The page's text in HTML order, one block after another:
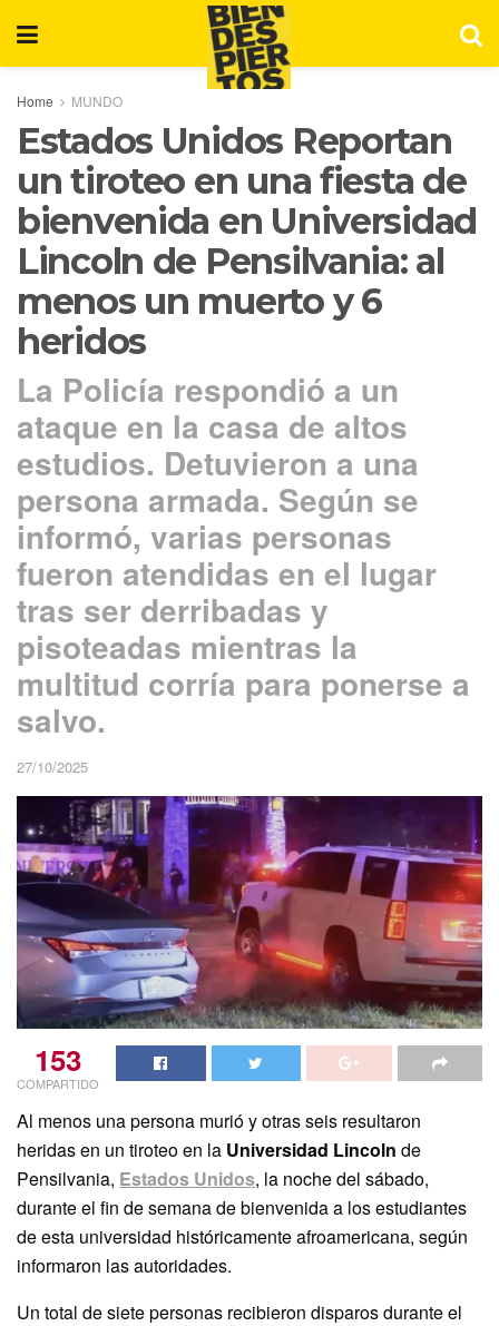
Home MUNDO
Estados Unidos Reportan
un tiroteo en una fiesta de
bienvenida en Universidad
Lincoln de Pensilvania: al
menos un muerto y 6
heridos
La Policía respondió a un
ataque en la casa de altos
estudios. Detuvieron a una
persona armada. Según se
informó, varias personas
fueron atendidas en el lugar
tras ser derribadas y
pisoteadas mientras la
multitud corría para ponerse a
salvo.
27/10/2025
153
COMPARTIDO
Al menos una persona murió y otras seis resultaron
heridas en un tiroteo en la Universidad Lincoln de
Pensilvania, Estados Unidos, la noche del sábado,
durante el fin de semana de bienvenida a los estudiantes
de esta universidad históricamente afroamericana, según
informaron las autoridades.
Un total de siete personas recibieron disparos durante el